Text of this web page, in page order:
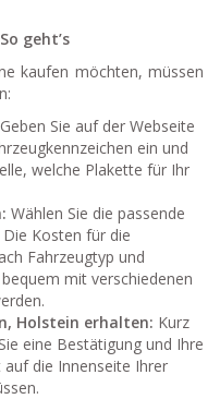
geht’s
kaufen möchten, müssen
Geben Sie auf der Webseite
ein und
welche Plakette für Ihr
Wählen Sie die passende
Kosten für die
Fahrzeugtyp und
mit verschiedenen
Holstein erhalten: Kurz
eine Bestätigung und Ihre
die Innenseite Ihrer